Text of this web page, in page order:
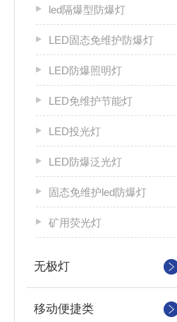
led隔爆型防爆灯
LED固态免维护防爆灯
LED防爆照明灯
LED免维护节能灯
LED投光灯
LED防爆泛光灯
固态免维护led防爆灯
矿用荧光灯
无极灯
移动便捷类